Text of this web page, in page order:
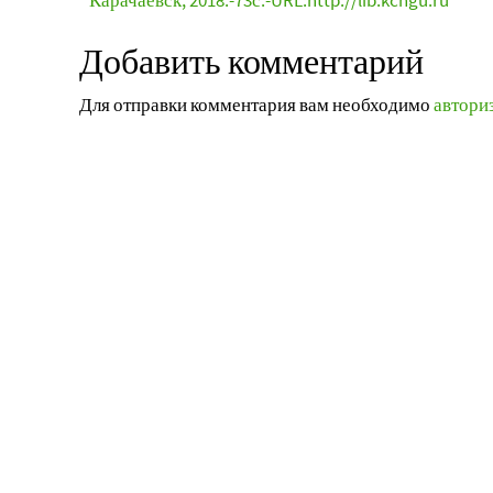
Добавить комментарий
Для отправки комментария вам необходимо